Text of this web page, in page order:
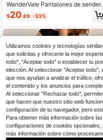
WanderVale Pantalones de
mo para mujer de unicolor con bolsil
los cargo y ajuste holgado
$20.89 -33%
Utilizamos cookies y tecnologías
que solicitas y ofrecerte la mejor
todo", "Aceptar todo" o establecer tu
elección. Al seleccionar "Aceptar todo",
que nos ayudan a analizar el tráfico,
el contenido y los anuncios para
Al seleccionar "Rechazar todo",
que hacen que nuestro sitio web
configuración de tu navegador, pero
Para obtener más información sobre
configuraciones de cookies
más información sobre cómo